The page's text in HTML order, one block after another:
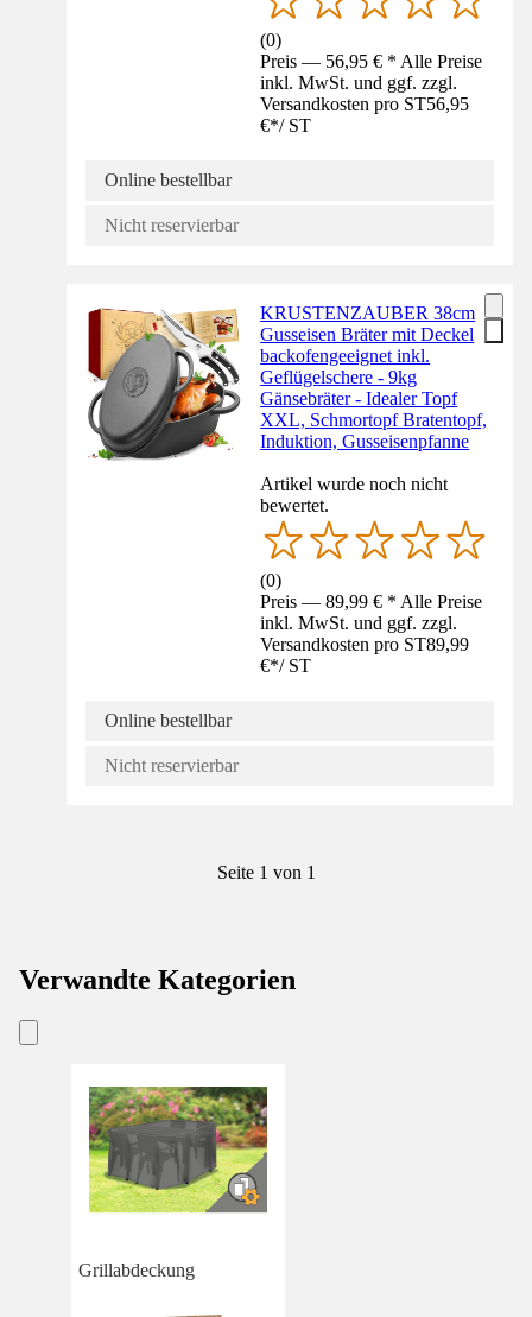
(0)
Preis — 56,95 € * Alle Preise
inkl. MwSt. und ggf. zzgl.
Versandkosten pro ST56,95
€*/ ST
Online bestellbar
Nicht reservierbar
KRUSTENZAUBER 38cm
Gusseisen Bräter mit Deckel
backofengeeignet inkl.
Geflügelschere - 9kg
Gänsebräter - Idealer Topf
XXL, Schmortopf Bratentopf,
Induktion, Gusseisenpfanne
Artikel wurde noch nicht
bewertet.
(0)
Preis — 89,99 € * Alle Preise
inkl. MwSt. und ggf. zzgl.
Versandkosten pro ST89,99
€*/ ST
Online bestellbar
Nicht reservierbar
Seite 1 von 1
Verwandte Kategorien
Grillabdeckung